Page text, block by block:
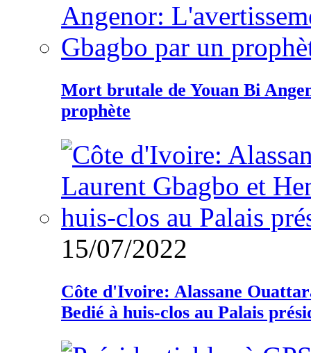
Mort brutale de Youan Bi
prophète
15/07/2022
Côte d'Ivoire: Alassane
Bedié à huis-clos au Palais